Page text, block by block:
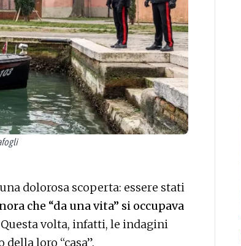
dolorosa scoperta: essere stati
che “da una vita” si occupava
Questa volta, infatti, le indagini
loro “casa”.